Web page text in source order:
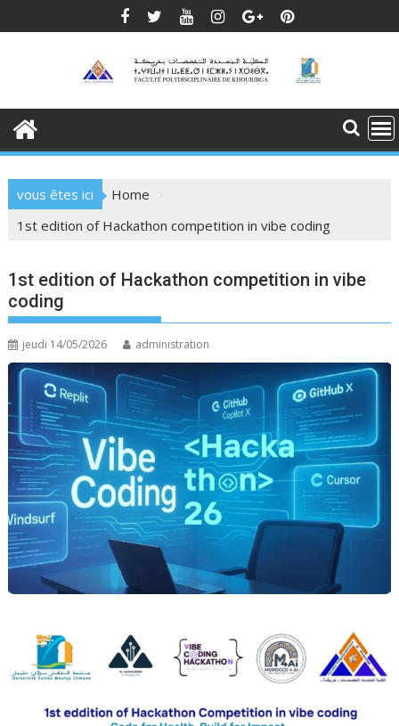
to
vous êtes ici
Home
1st edition of Hackathon competition in vibe coding
1st edition of Hackathon competition in vibe
coding
jeudi 14/05/2026 administration